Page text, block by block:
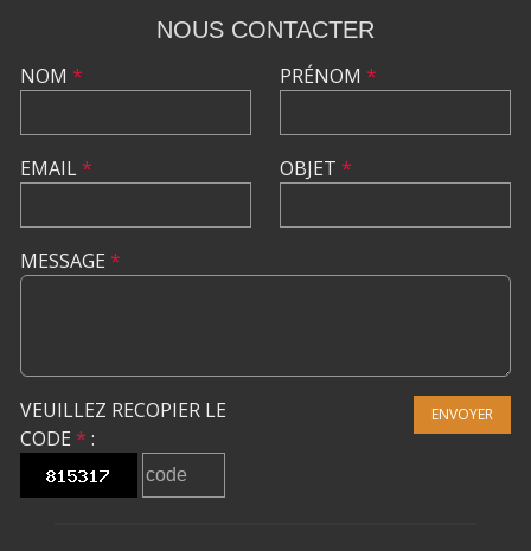
NOUS CONTACTER
NOM *
EMAIL*
PRÉNOM *
OBJET *
MESSAGE *
VEUILLEZ RECOPIER LE
CODE * :
ENVOYER